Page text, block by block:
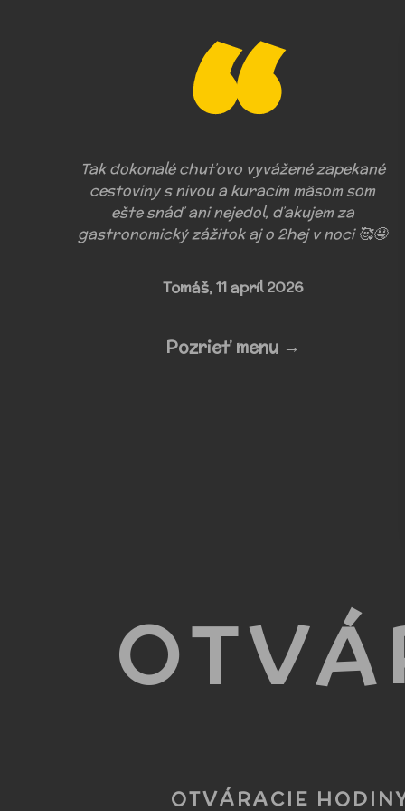
Tak dokonalé chuťovo vyvážené zapekané
cestoviny s nivou a kuracím mäsom som
ešte snáď ani nejedol, ďakujem za
gastronomický zážitok aj o 2hej v noci 🥰🤤
Tomáš,11 apríl 2026
Pozrieť menu →
OTVÁRACIE